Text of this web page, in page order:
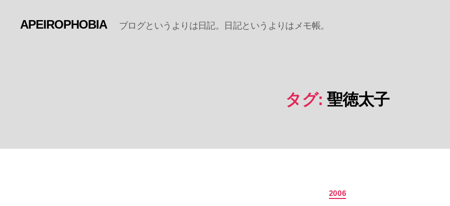
APEIROPHOBIA ブログというよりは日記。日記というよりはメモ帳。
タグ: 聖徳太子
カ
テ
2006